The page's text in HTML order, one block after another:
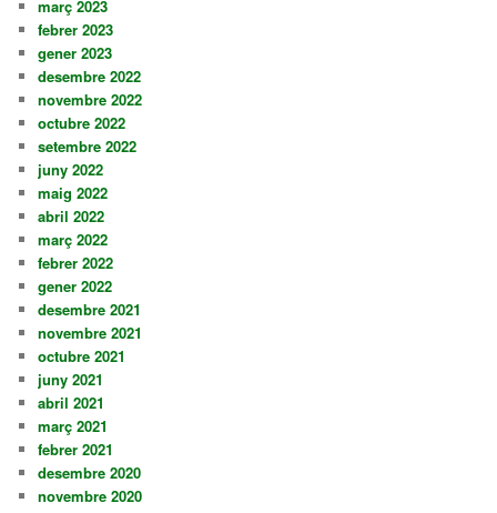
març 2023
febrer 2023
gener 2023
desembre 2022
novembre 2022
octubre 2022
setembre 2022
juny 2022
maig 2022
abril 2022
març 2022
febrer 2022
gener 2022
desembre 2021
novembre 2021
octubre 2021
juny 2021
abril 2021
març 2021
febrer 2021
desembre 2020
novembre 2020